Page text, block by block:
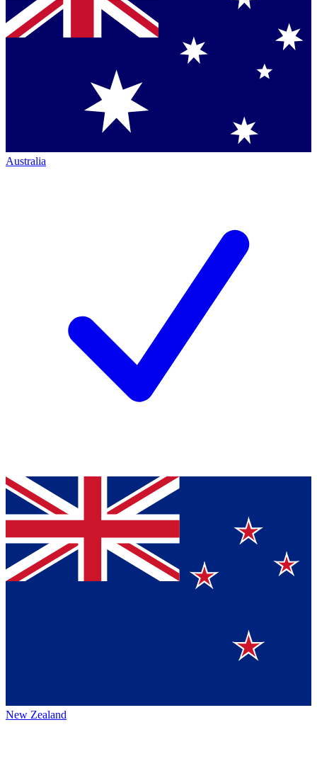
Australia
New Zealand